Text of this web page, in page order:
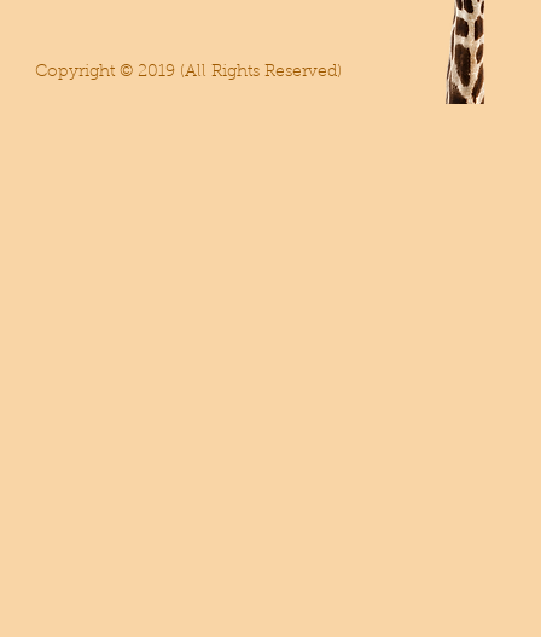
Copyright © 2019 (All Rights Reserved)